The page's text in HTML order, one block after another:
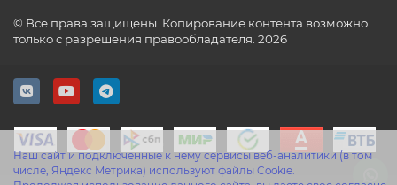
Наш сайт и подключенные к нему сервисы веб-аналитики (в том
числе, Яндекс Метрика) используют файлы Cookie.
© Все права защищены. Копирование контента возможно
только с разрешения правообладателя. 2026